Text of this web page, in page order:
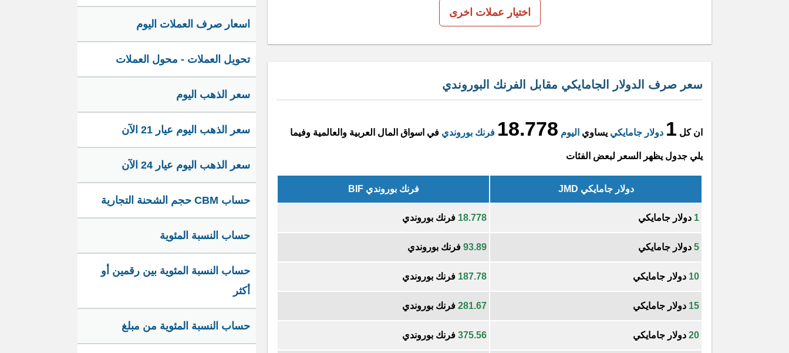
اختيار عملات اخرى
سعر صرف الدولار الجامايكي مقابل الفرنك البوروندي
ان كل 1 دولار جامايكي يساوي اليوم 18.778 فرنك بوروندي في اسواق المال العربية والعالمية وفيما
يلي جدول يظهر السعر لبعض الفئات
دولار جامايكي JMD فرنك بوروندي BIF
1 دولار جامايكي 18.778 فرنك بوروندي
5 دولار جامايكي 93.89 فرنك بوروندي
10 دولار جامايكي 187.78 فرنك بوروندي
15 دولار جامايكي 281.67 فرنك بوروندي
20 دولار جامايكي 375.56 فرنك بوروندي
اسعار صرف العملات اليوم
تحويل العملات - محول العملات
سعر الذهب اليوم
سعر الذهب اليوم عيار 21 الآن
سعر الذهب اليوم عيار 24 الآن
حساب CBM حجم الشحنة التجارية
حساب النسبة المئوية
حساب النسبة المئوية بين رقمين أو
أكثر
حساب النسبة المئوية من مبلغ